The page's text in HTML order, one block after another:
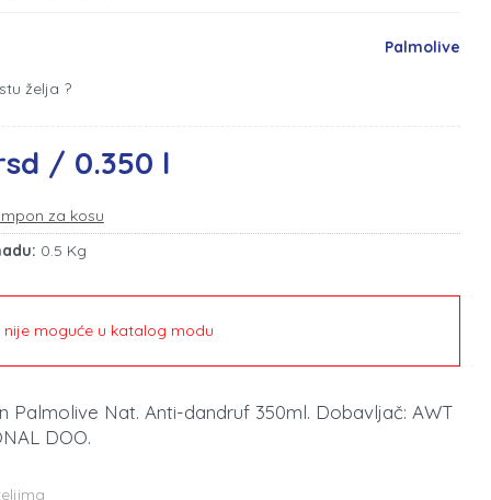
želja ?
Palmolive
/ 0.350 l
za kosu
0.5 Kg
nije moguće u katalog modu
Palmolive Nat. Anti-dandruf 350ml. Dobavljač: AWT
DOO.